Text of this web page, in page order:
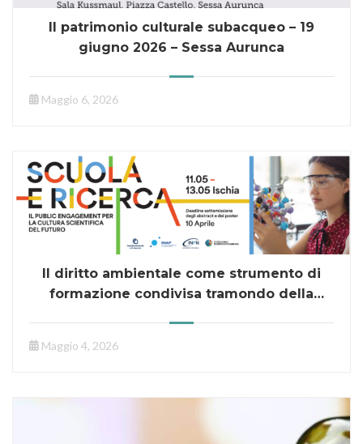
Il patrimonio culturale subacqueo – 19
giugno 2026 – Sessa Aurunca
Maggio 6, 2026
Il diritto ambientale come strumento di
formazione condivisa tramondo della
Maggio 4, 2026